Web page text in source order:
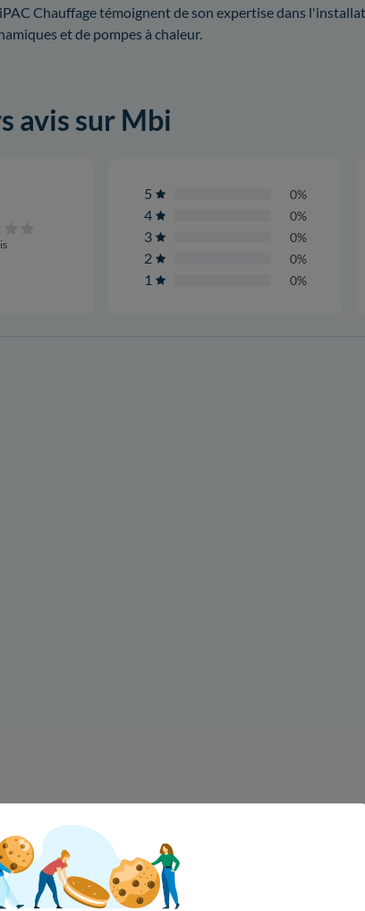
Chauffage témoignent de son expertise dans
et de pompes à chaleur.
avis sur Mbi
5 0%
4 0%
3 0%
2 0%
1 0%